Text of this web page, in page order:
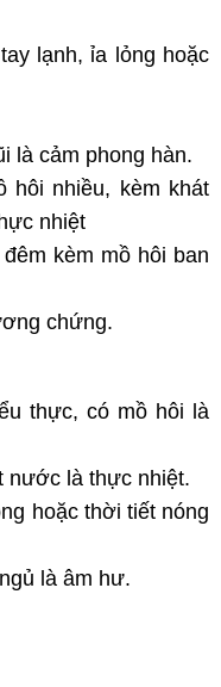
lạnh, ỉa lỏng hoặc
là cảm phong hàn.
hôi nhiều, kèm khát
nhiệt
kèm mồ hôi ban
chứng.
thực, có mồ hôi là
nước là thực nhiệt.
hoặc thời tiết nóng
là âm hư.